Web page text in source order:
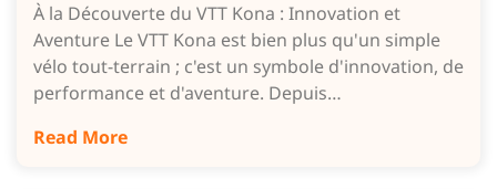
À la Découverte du VTT Kona : Innovation et
Aventure Le VTT Kona est bien plus qu'un simple
vélo tout-terrain ; c'est un symbole d'innovation, de
performance et d'aventure. Depuis…
Read More